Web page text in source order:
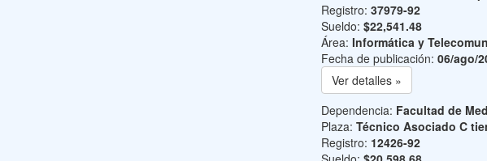
Registro: 37979-92
Sueldo: $22,541.48
Área: Informática y
Fecha de publicación: 06/ago/
Ver detalles »
Dependencia: Facultad de
Plaza: Técnico Asociado C
Registro: 12426-92